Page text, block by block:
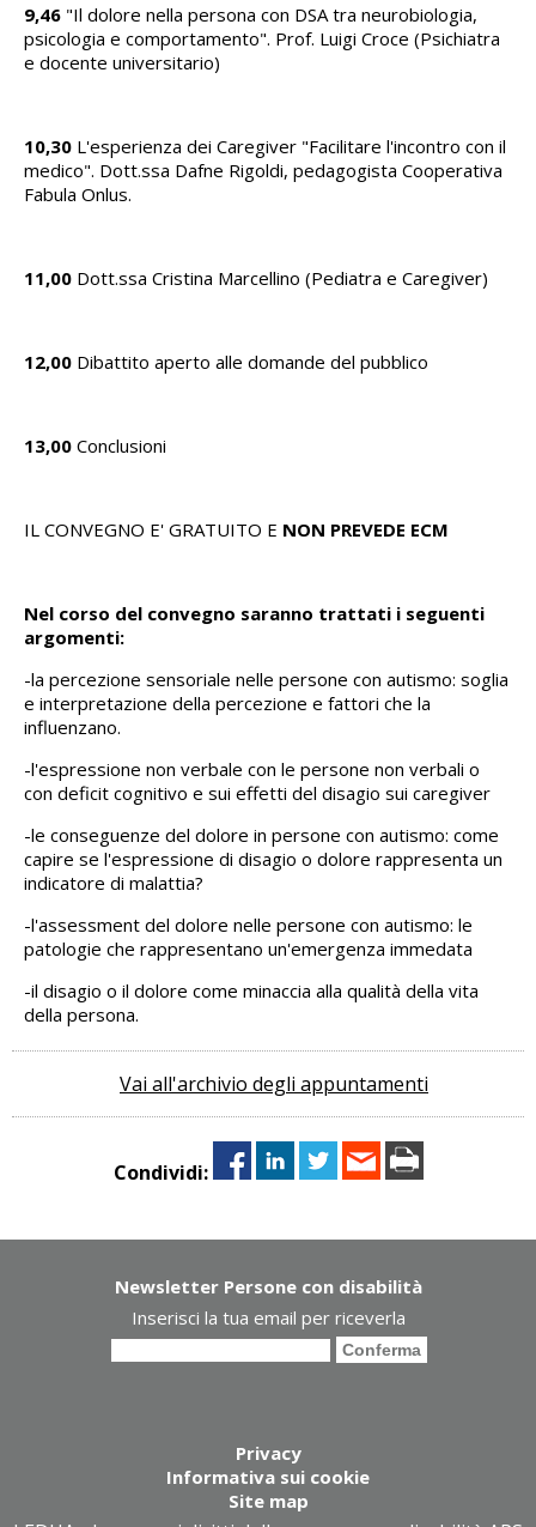
9,46 "Il dolore nella persona con DSA tra neurobiologia,
psicologia e comportamento". Prof. Luigi Croce (Psichiatra
e docente universitario)
10,30 L'esperienza dei Caregiver "Facilitare l'incontro con il
medico". Dott.ssa Dafne Rigoldi, pedagogista Cooperativa
Fabula Onlus.
11,00 Dott.ssa Cristina Marcellino (Pediatra e Caregiver)
12,00 Dibattito aperto alle domande del pubblico
13,00 Conclusioni
IL CONVEGNO E' GRATUITO E NON PREVEDE ECM
Nel corso del convegno saranno trattati i seguenti
argomenti:
-la percezione sensoriale nelle persone con autismo: soglia
e interpretazione della percezione e fattori che la
influenzano.
-l'espressione non verbale con le persone non verbali o
con deficit cognitivo e sui effetti del disagio sui caregiver
-le conseguenze del dolore in persone con autismo: come
capire se l'espressione di disagio o dolore rappresenta un
indicatore di malattia?
-l'assessment del dolore nelle persone con autismo: le
patologie che rappresentano un'emergenza immedata
-il disagio o il dolore come minaccia alla qualità della vita
della persona.
Vai all'archivio degli appuntamenti
Condividi:
Newsletter Persone con disabilità
Inserisci la tua email per riceverla
Privacy
Informativa sui cookie
Site map